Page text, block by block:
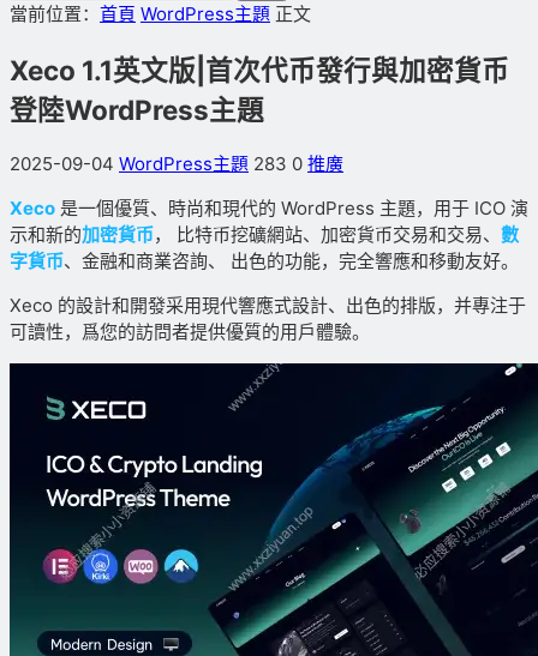
當前位置： 首頁 WordPress主題 正文
Xeco 1.1英文版|首次代币發行與加密貨币
登陸WordPress主題
2025-09-04 WordPress主題 283 0 推廣
Xeco 是一個優質、時尚和現代的 WordPress 主題，用于 ICO 演
示和新的加密貨币， 比特币挖礦網站、加密貨币交易和交易、 數
字貨币、金融和商業咨詢、 出色的功能，完全響應和移動友好。
Xeco 的設計和開發采用現代響應式設計、出色的排版，并專注于
可讀性，爲您的訪問者提供優質的用戶體驗。